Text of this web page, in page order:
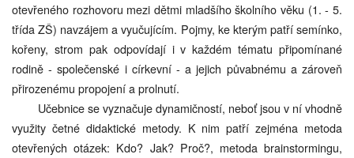
otevřeného rozhovoru mezi dětmi mladšího školního věku (1. - 5.
třída ZŠ) navzájem a vyučujícím. Pojmy, ke kterým patří semínko,
kořeny, strom pak odpovídají i v každém tématu připomínané
rodině - společenské i církevní - a jejich půvabnému a zároveň
přirozenému propojení a prolnutí.
Učebnice se vyznačuje dynamičností, neboť jsou v ní vhodně
využity četné didaktické metody. K nim patří zejména metoda
otevřených otázek: Kdo? Jak? Proč?, metoda brainstormingu,